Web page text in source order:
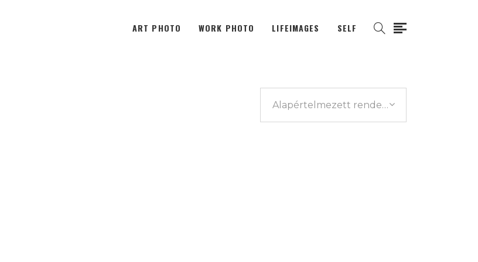
ART PHOTO WORK PHOTO LIFEIMAGES SELF
Alapértelmezett rendezés